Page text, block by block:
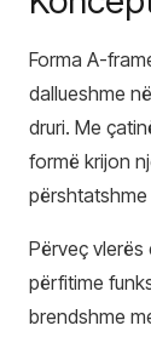
Forma A-
dallueshme
druri. Me
formë krijon
Përveç
përfitime
brendshme